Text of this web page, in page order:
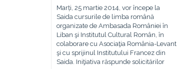
Marți, 25 martie 2014, vor începe la
Saida cursurile de limba română
organizate de Ambasada României în
Liban şi Institutul Cultural Român, în
colaborare cu Asociaţia România-Levant
şi cu sprijinul Institutului Francez din
Saida. Iniţiativa răspunde solicitărilor